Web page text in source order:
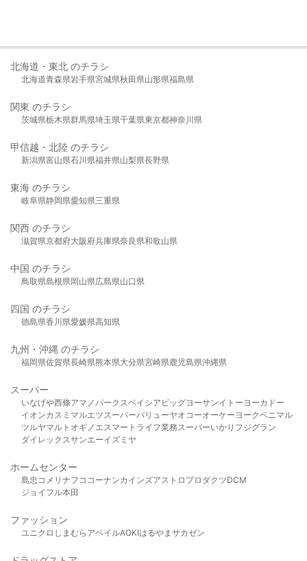
北海道・東北 のチラシ
北海道青森県岩手県宮城県秋田県山形県福島県
関東 のチラシ
茨城県栃木県群馬県埼玉県千葉県東京都神奈川県
甲信越・北陸 のチラシ
新潟県富山県石川県福井県山梨県長野県
東海 のチラシ
岐阜県静岡県愛知県三重県
関西 のチラシ
滋賀県京都府大阪府兵庫県奈良県和歌山県
中国 のチラシ
鳥取県島根県岡山県広島県山口県
四国 のチラシ
徳島県香川県愛媛県高知県
九州・沖縄 のチラシ
福岡県佐賀県長崎県熊本県大分県宮崎県鹿児島県沖縄県
スーパー
いなげや西條アマノパークスベイシア ビッグヨーサンイトーヨーカドー
イオンカスミ マルエツスーパーバリューヤオコーオーケー ヨークベニマル
ツルヤマルト オギノ エスマート ライフ業務スーパーいかり フジグラン
ダイレックスサンエーイズミヤ
ホームセンター
島忠 コメリ ナフコ コーナンカインズアストロプロダクツDCM
ジョイフル本田
ファッション
ユニクロ しまむら アベイルAOKIはるやま サカゼン